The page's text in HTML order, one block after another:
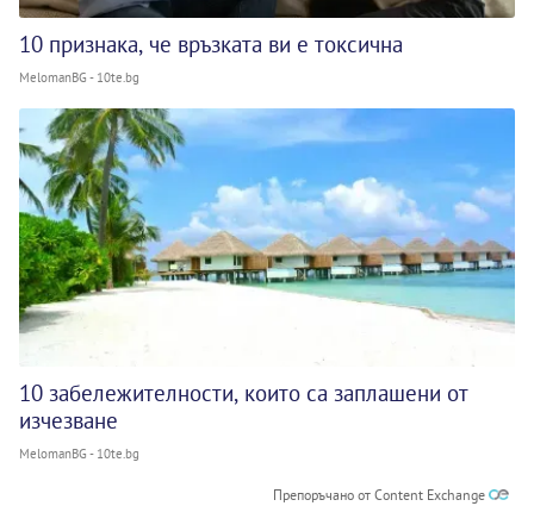
10 признака, че връзката ви е токсична
MelomanBG - 10te.bg
10 забележителности, които са заплашени от
изчезване
MelomanBG - 10te.bg
Препоръчано от Content Exchange